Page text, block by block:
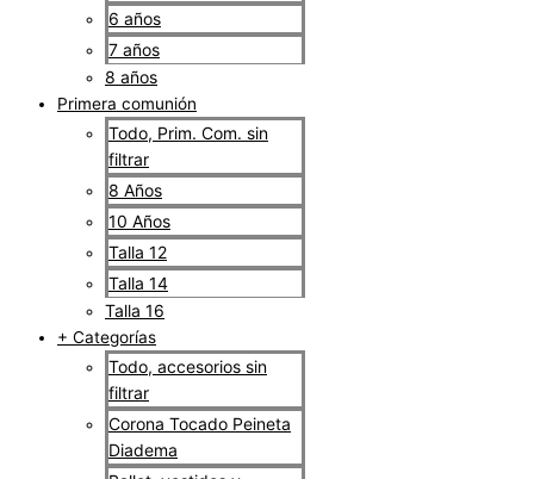
6 años
7 años
8 años
Primera comunión
Todo, Prim. Com. sin
filtrar
8 Años
10 Años
Talla 12
Talla 14
Talla 16
+ Categorías
Todo, accesorios sin
filtrar
Corona Tocado Peineta
Diadema